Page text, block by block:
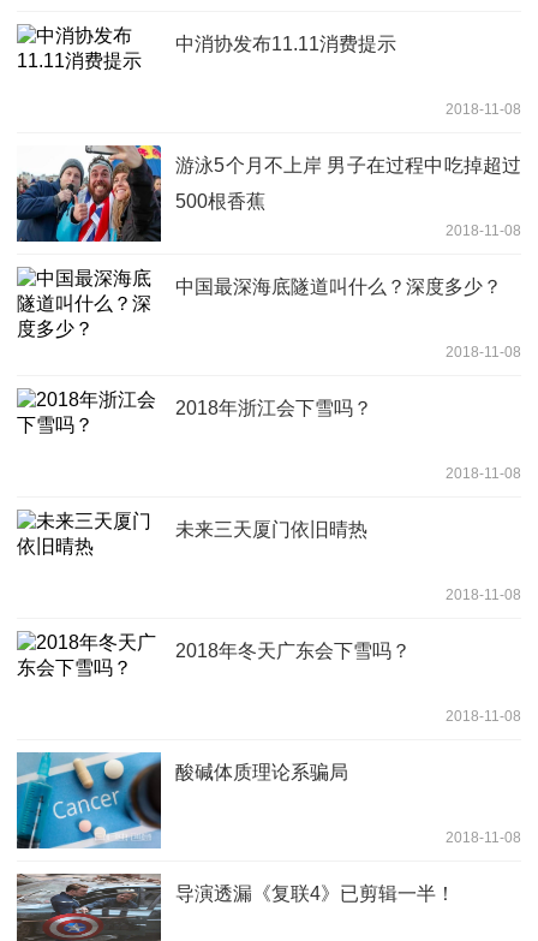
中消协发布11.11消费提示
2018-11-08
游泳5个月不上岸 男子在过程中吃掉超过
500根香蕉
2018-11-08
中国最深海底隧道叫什么？深度多少？
2018-11-08
2018年浙江会下雪吗？
2018-11-08
未来三天厦门依旧晴热
2018-11-08
2018年冬天广东会下雪吗？
2018-11-08
酸碱体质理论系骗局
2018-11-08
导演透漏《复联4》已剪辑一半！